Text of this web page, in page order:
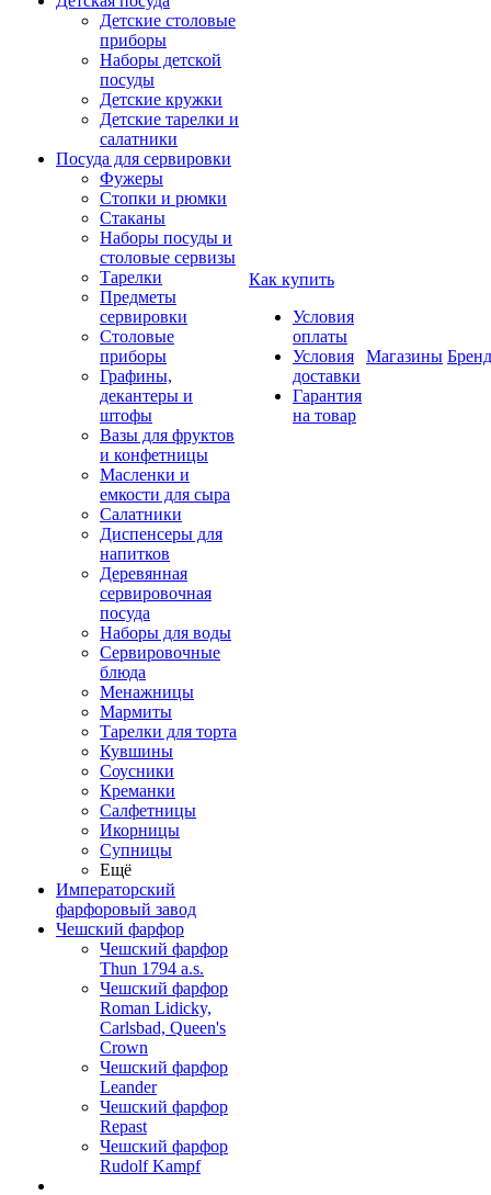
Детские столовые
приборы
Наборы детской
посуды
Детские кружки
Детские тарелки и
салатники
Посуда для сервировки
Фужеры
Стопки и рюмки
Стаканы
Наборы посуды и
столовые сервизы
Тарелки
Предметы
сервировки
Столовые
приборы
Графины,
декантеры и
штофы
Вазы для фруктов
и конфетницы
Масленки и
емкости для сыра
Салатники
Диспенсеры для
напитков
Деревянная
сервировочная
посуда
Наборы для воды
Сервировочные
блюда
Менажницы
Мармиты
Тарелки для торта
Кувшины
Соусники
Креманки
Салфетницы
Икорницы
Супницы
Ещё
Императорский
фарфоровый завод
Чешский фарфор
Чешский фарфор
Thun 1794 a.s.
Чешский фарфор
Roman Lidicky,
Carlsbad, Queen's
Crown
Чешский фарфор
Leander
Чешский фарфор
Repast
Чешский фарфор
Rudolf Kampf
Как купить
Условия
оплаты
Условия
доставки
Гарантия
на товар
Магазины